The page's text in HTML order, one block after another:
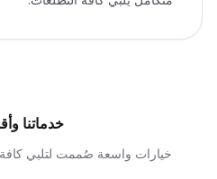
خدماتنا
خيارات واسعة صُممت لتلبي كافة